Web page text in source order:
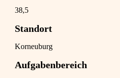
38,5
Standort
Korneuburg
Aufgabenbereich